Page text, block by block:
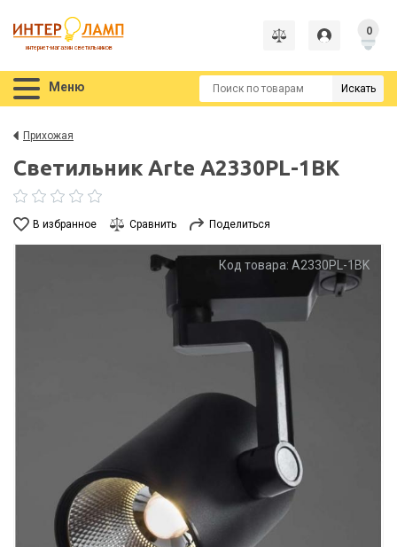
интернет-магазин светильников
0
Меню Искать
Прихожая
Светильник Arte A2330PL-1BK
В избранное Сравнить Поделиться
Код товара: A2330PL-1BK